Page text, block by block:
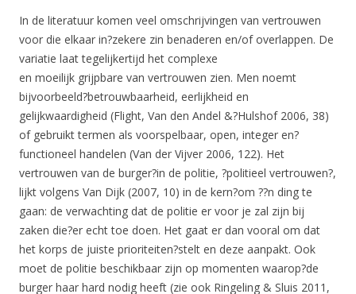
In de literatuur komen veel omschrijvingen van vertrouwen
voor die elkaar in?zekere zin benaderen en/of overlappen. De
variatie laat tegelijkertijd het complexe
en moeilijk grijpbare van vertrouwen zien. Men noemt
bijvoorbeeld?betrouwbaarheid, eerlijkheid en
gelijkwaardigheid (Flight, Van den Andel &?Hulshof 2006, 38)
of gebruikt termen als voorspelbaar, open, integer en?
functioneel handelen (Van der Vijver 2006, 122). Het
vertrouwen van de burger?in de politie, ?politieel vertrouwen?,
lijkt volgens Van Dijk (2007, 10) in de kern?om ??n ding te
gaan: de verwachting dat de politie er voor je zal zijn bij
zaken die?er echt toe doen. Het gaat er dan vooral om dat
het korps de juiste prioriteiten?stelt en deze aanpakt. Ook
moet de politie beschikbaar zijn op momenten waarop?de
burger haar hard nodig heeft (zie ook Ringeling & Sluis 2011,